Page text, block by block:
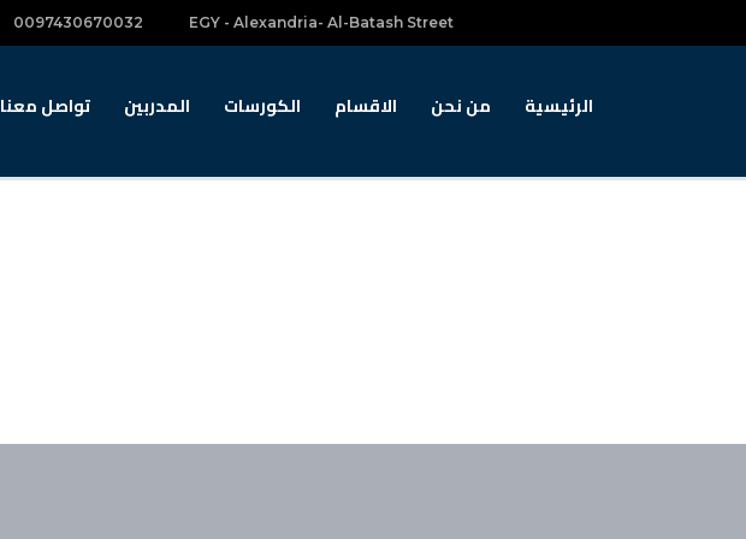
EGY - Alexandria- Al-Batash Street
0097430670032
الرئيسية من نحن الاقسام الكورسات المدربين تواصل معنا